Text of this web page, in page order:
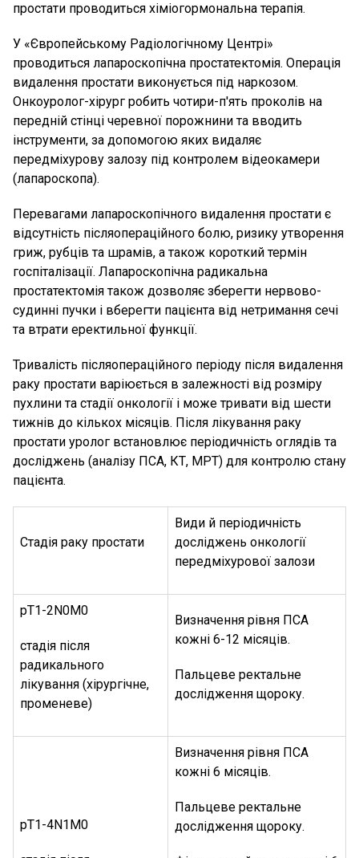
простати проводиться хіміогормональна терапія.
У «Європейському Радіологічному Центрі»
проводиться лапароскопічна простатектомія. Операція
видалення простати виконується під наркозом.
Онкоуролог-хірург робить чотири-п'ять проколів на
передній стінці черевної порожнини та вводить
інструменти, за допомогою яких видаляє
передміхурову залозу під контролем відеокамери
(лапароскопа).
Перевагами лапароскопічного видалення простати є
відсутність післяопераційного болю, ризику утворення
гриж, рубців та шрамів, а також короткий термін
госпіталізації. Лапароскопічна радикальна
простатектомія також дозволяє зберегти нервово-
судинні пучки і вберегти пацієнта від нетримання сечі
та втрати еректильної функції.
Тривалість післяопераційного періоду після видалення
раку простати варіюється в залежності від розміру
пухлини та стадії онкології і може тривати від шести
тижнів до кількох місяців. Після лікування раку
простати уролог встановлює періодичність оглядів та
досліджень (аналізу ПСА, КТ, МРТ) для контролю стану
пацієнта.
Стадія раку простати
Види й періодичність
досліджень онкології
передміхурової залози
pT1-2N0M0
стадія після
радикального
лікування (хірургічне,
променеве)
Визначення рівня ПСА
кожні 6-12 місяців.
Пальцеве ректальне
дослідження щороку.
pT1-4N1M0
Визначення рівня ПСА
кожні 6 місяців.
Пальцеве ректальне
дослідження щороку.